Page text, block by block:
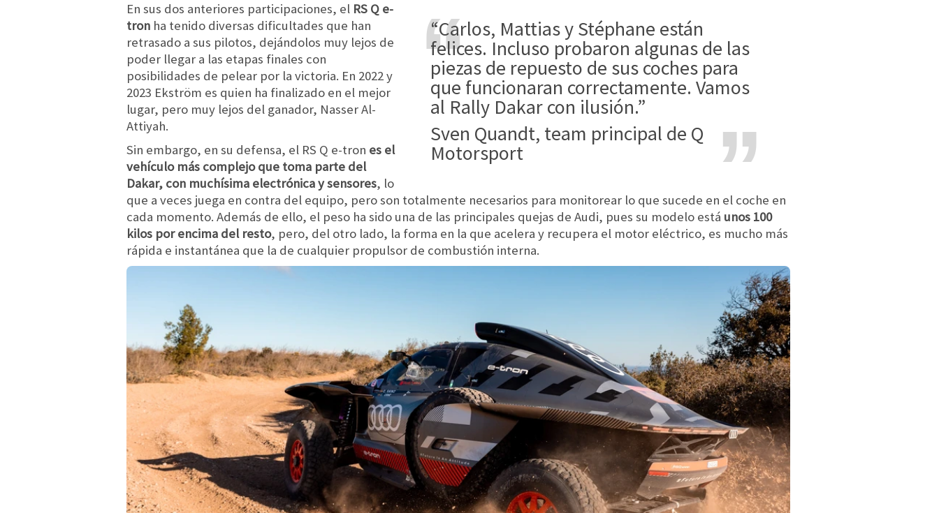
“Carlos, Mattias y Stéphane están
felices. Incluso probaron algunas de las
piezas de repuesto de sus coches para
que funcionaran correctamente. Vamos
al Rally Dakar con ilusión.”
Sven Quandt, team principal de Q
Motorsport
En sus dos anteriores participaciones, el RS Q e-
tron ha tenido diversas dificultades que han
retrasado a sus pilotos, dejándolos muy lejos de
poder llegar a las etapas finales con
posibilidades de pelear por la victoria. En 2022 y
2023 Ekström es quien ha finalizado en el mejor
lugar, pero muy lejos del ganador, Nasser Al-
Attiyah.
Sin embargo, en su defensa, el RS Q e-tron es el
vehículo más complejo que toma parte del
Dakar, con muchísima electrónica y sensores, lo
que a veces juega en contra del equipo, pero son totalmente necesarios para monitorear lo que sucede en el coche en
cada momento. Además de ello, el peso ha sido una de las principales quejas de Audi, pues su modelo está unos 100
kilos por encima del resto, pero, del otro lado, la forma en la que acelera y recupera el motor eléctrico, es mucho más
rápida e instantánea que la de cualquier propulsor de combustión interna.